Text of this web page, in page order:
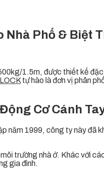
Nhà Phố & Biệt
1.5m, được thiết kế
tự hào là đơn vị phân
Cơ Cánh
năm 1999, công ty này đã
trường nhà ở. Khác với
gia đình.